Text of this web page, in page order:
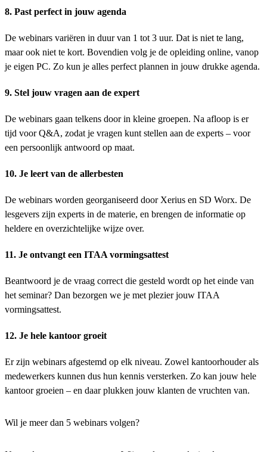
8. Past perfect in jouw agenda
De webinars variëren in duur van 1 tot 3 uur. Dat is niet te lang,
maar ook niet te kort. Bovendien volg je de opleiding online, vanop
je eigen PC. Zo kun je alles perfect plannen in jouw drukke agenda.
9. Stel jouw vragen aan de expert
De webinars gaan telkens door in kleine groepen. Na afloop is er
tijd voor Q&A, zodat je vragen kunt stellen aan de experts – voor
een persoonlijk antwoord op maat.
10. Je leert van de allerbesten
De webinars worden georganiseerd door Xerius en SD Worx. De
lesgevers zijn experts in de materie, en brengen de informatie op
heldere en overzichtelijke wijze over.
11. Je ontvangt een ITAA vormingsattest
Beantwoord je de vraag correct die gesteld wordt op het einde van
het seminar? Dan bezorgen we je met plezier jouw ITAA
vormingsattest.
12. Je hele kantoor groeit
Er zijn webinars afgestemd op elk niveau. Zowel kantoorhouder als
medewerkers kunnen dus hun kennis versterken. Zo kan jouw hele
kantoor groeien – en daar plukken jouw klanten de vruchten van.
Wil je meer dan 5 webinars volgen?